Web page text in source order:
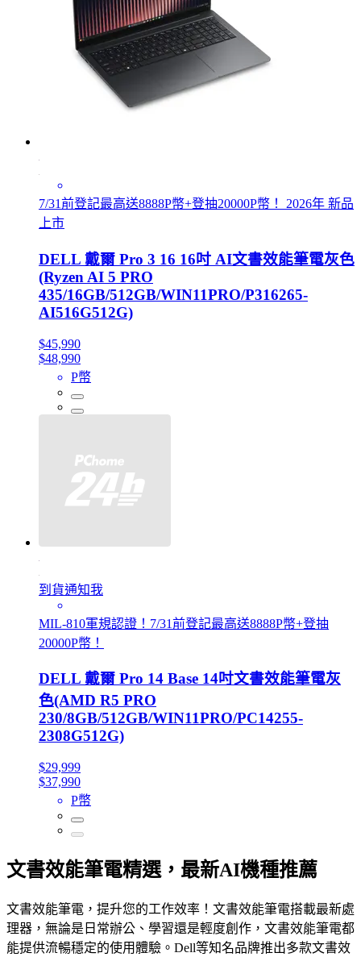
7/31前登記最高送8888P幣+登抽20000P幣！ 2026年 新品
上市
DELL 戴爾 Pro 3 16 16吋 AI文書效能筆電灰色
(Ryzen AI 5 PRO
435/16GB/512GB/WIN11PRO/P316265-
AI516G512G)
$45,990
$48,990
P幣
到貨通知我
MIL-810軍規認證！7/31前登記最高送8888P幣+登抽
20000P幣！
DELL 戴爾 Pro 14 Base 14吋文書效能筆電灰
色(AMD R5 PRO
230/8GB/512GB/WIN11PRO/PC14255-
2308G512G)
$29,999
$37,990
P幣
文書效能筆電精選，最新AI機種推薦
文書效能筆電，提升您的工作效率！文書效能筆電搭載最新處
理器，無論是日常辦公、學習還是輕度創作，文書效能筆電都
能提供流暢穩定的使用體驗。Dell等知名品牌推出多款文書效